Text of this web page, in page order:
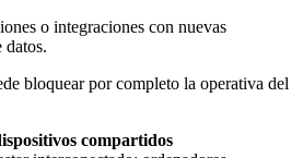
o integraciones con nuevas
datos.
bloquear por completo la operativa del
compartidos